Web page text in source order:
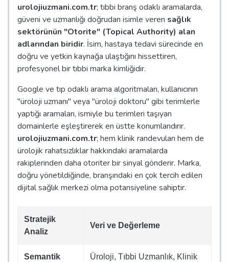
urolojiuzmani.com.tr; tıbbi branş odaklı aramalarda,
güveni ve uzmanlığı doğrudan isimle veren sağlık
sektörünün "Otorite" (Topical Authority) alan
adlarından biridir. İsim, hastaya tedavi sürecinde en
doğru ve yetkin kaynağa ulaştığını hissettiren,
profesyonel bir tıbbi marka kimliğidir.
Google ve tıp odaklı arama algoritmaları, kullanıcının
"üroloji uzmanı" veya "üroloji doktoru" gibi terimlerle
yaptığı aramaları, ismiyle bu terimleri taşıyan
domainlerle eşleştirerek en üstte konumlandırır.
urolojiuzmani.com.tr; hem klinik randevuları hem de
ürolojik rahatsızlıklar hakkındaki aramalarda
rakiplerinden daha otoriter bir sinyal gönderir. Marka,
doğru yönetildiğinde, branşındaki en çok tercih edilen
dijital sağlık merkezi olma potansiyeline sahiptir.
Stratejik
Analiz
Veri ve Değerleme
Semantik
Üroloji, Tıbbi Uzmanlık, Klinik